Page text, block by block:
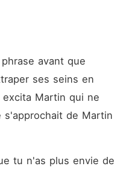
ses seins en
Martin qui ne
s'approchait de Martin
tu n'as plus envie de